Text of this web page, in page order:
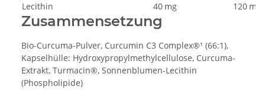
Lecithin
40 mg 120 mg
Zusammensetzung
Bio-Curcuma-Pulver, Curcumin C3 Complex®¹ (66:1),
Kapselhülle: Hydroxypropylmethylcellulose, Curcuma-
Extrakt, Turmacin®, Sonnenblumen-Lecithin
(Phospholipide)